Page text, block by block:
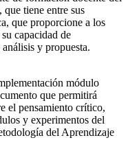
tiene entre sus
que proporcione a los
capacidad de
y propuesta.
módulo
que permitirá
el pensamiento crítico,
y experimentos del
del Aprendizaje